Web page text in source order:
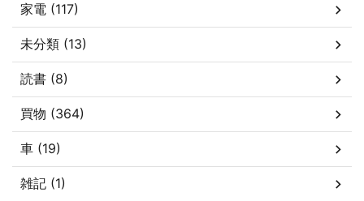
家電 (117)
未分類 (13)
読書 (8)
買物 (364)
車 (19)
雑記 (1)